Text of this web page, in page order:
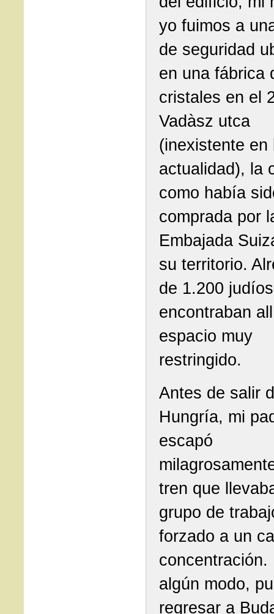
yo fuimos a
de seguridad
en una fábrica
cristales en el
Vadàsz utca
(inexistente en
actualidad), la
como había
comprada por
Embajada
su territorio.
de 1.200
encontraban
espacio muy
restringido.
Antes de salir
Hungría, mi
escapó
tren que
grupo de
forzado a un
concentración.
algún modo,
regresar a